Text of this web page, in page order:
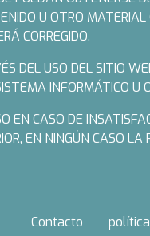
U OTRO
CORREGIDO.
DEL USO DEL SITIO
INFORMÁTICO U
EN CASO DE
EN NINGÚN CASO
Contacto